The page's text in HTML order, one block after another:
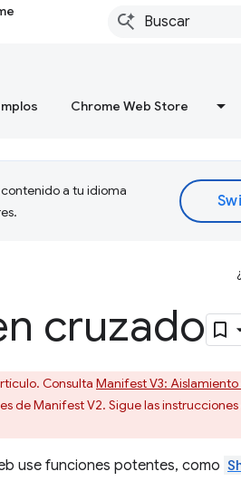
Chrome Web Store
a tu idioma
cruzado
Consulta Manifest V3:
de Manifest V2. Sigue las instrucciones
use funciones potentes, como